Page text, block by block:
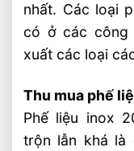
nhất. Các loại
có ở các công
xuất các loại
Thu mua phế
Phế liệu inox
trộn lẫn khá là